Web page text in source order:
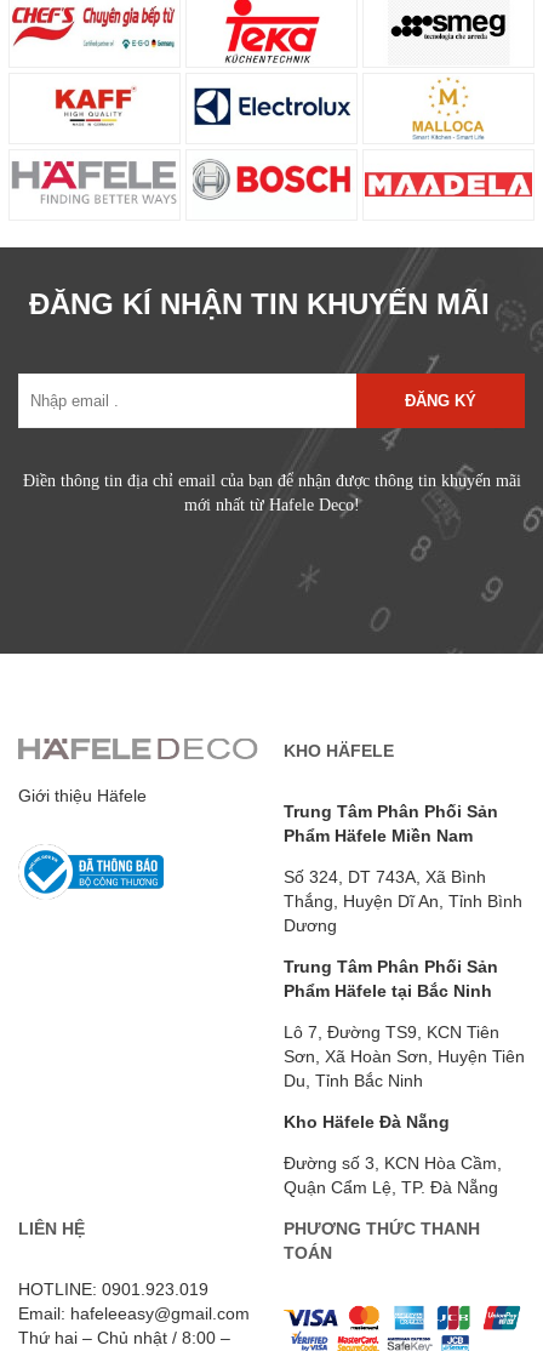
ĐĂNG KÍ NHẬN TIN KHUYẾN MÃI
ĐĂNG KÝ
Điền thông tin địa chỉ email của bạn để nhận được thông tin khuyến mãi
mới nhất từ Hafele Deco!
Giới thiệu Häfele
KHO HÄFELE
Trung Tâm Phân Phối Sản
Phẩm Häfele Miền Nam
Số 324, DT 743A, Xã Bình
Thắng, Huyện Dĩ An, Tỉnh Bình
Dương
Trung Tâm Phân Phối Sản
Phẩm Häfele tại Bắc Ninh
Lô 7, Đường TS9, KCN Tiên
Sơn, Xã Hoàn Sơn, Huyện Tiên
Du, Tỉnh Bắc Ninh
Kho Häfele Đà Nẵng
Đường số 3, KCN Hòa Cầm,
Quận Cẩm Lệ, TP. Đà Nẵng
LIÊN HỆ
HOTLINE: 0901.923.019
Email: hafeleeasy@gmail.com
Thứ hai – Chủ nhật / 8:00 –
PHƯƠNG THỨC THANH
TOÁN